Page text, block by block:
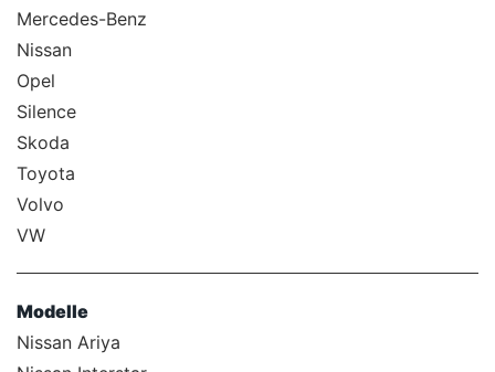
Mercedes-Benz
Nissan
Opel
Silence
Skoda
Toyota
Volvo
VW
Modelle
Nissan Ariya